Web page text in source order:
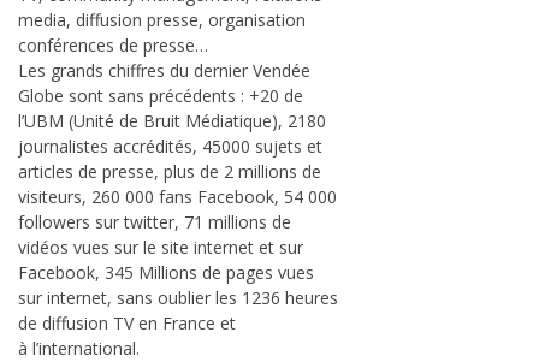
media, diffusion presse, organisation
conférences de presse…
Les grands chiffres du dernier Vendée
Globe sont sans précédents : +20 de
l’UBM (Unité de Bruit Médiatique), 2180
journalistes accrédités, 45000 sujets et
articles de presse, plus de 2 millions de
visiteurs, 260 000 fans Facebook, 54 000
followers sur twitter, 71 millions de
vidéos vues sur le site internet et sur
Facebook, 345 Millions de pages vues
sur internet, sans oublier les 1236 heures
de diffusion TV en France et
à l’international.